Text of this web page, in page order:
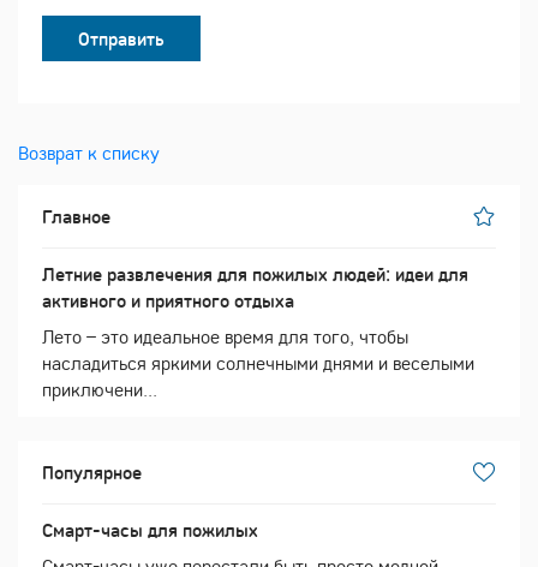
Отправить
Возврат к списку
Главное
Летние развлечения для пожилых людей: идеи для
активного и приятного отдыха
Лето – это идеальное время для того, чтобы
насладиться яркими солнечными днями и веселыми
приключени...
Популярное
Смарт-часы для пожилых